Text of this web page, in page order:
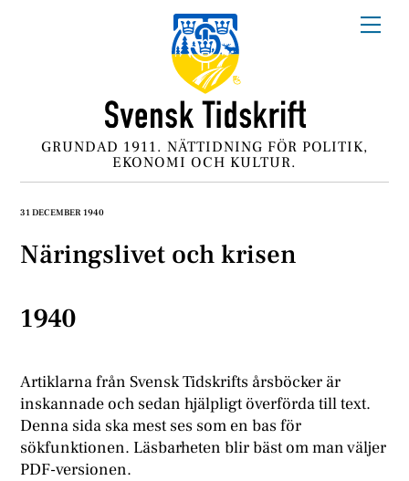
GRUNDAD 1911. NÄTTIDNING FÖR POLITIK,
EKONOMI OCH KULTUR.
31 DECEMBER 1940
Näringslivet och krisen
1940
Artiklarna från Svensk Tidskrifts årsböcker är
inskannade och sedan hjälpligt överförda till text.
Denna sida ska mest ses som en bas för
sökfunktionen. Läsbarheten blir bäst om man väljer
PDF-versionen.